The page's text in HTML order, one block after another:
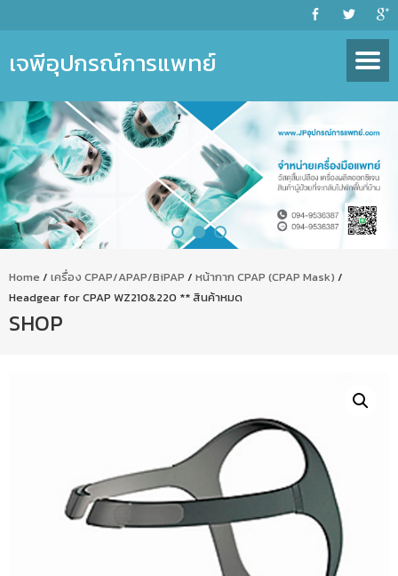
เจพีอุปกรณ์การแพทย์
Home / เครื่อง CPAP/APAP/BiPAP / หน้ากาก CPAP (CPAP Mask) /
Headgear for CPAP WZ210&220 ** สินค้าหมด
SHOP